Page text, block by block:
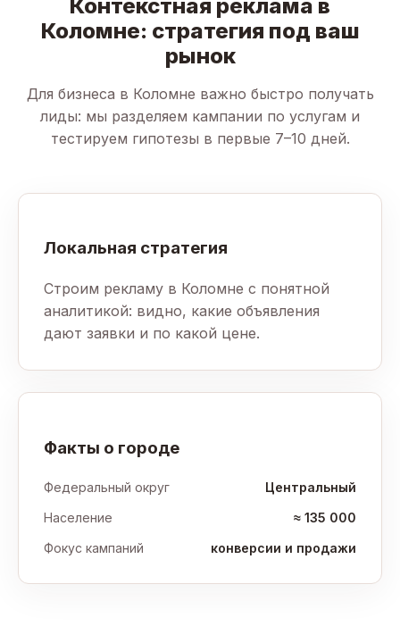
Контекстная реклама в
Коломне: стратегия под ваш
рынок
Для бизнеса в Коломне важно быстро получать
лиды: мы разделяем кампании по услугам и
тестируем гипотезы в первые 7–10 дней.
Локальная стратегия
Строим рекламу в Коломне с понятной
аналитикой: видно, какие объявления
дают заявки и по какой цене.
Факты о городе
Федеральный округ
Центральный
Население
≈ 135 000
Фокус кампаний
конверсии и продажи